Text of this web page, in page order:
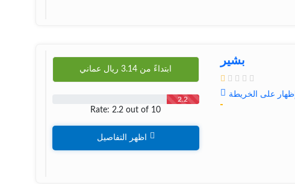
بشیر
إظهار على الخريطة
ابتداءً من 3.14 ريال عماني
2.2
Rate: 2.2 out of 10
اظهر التفاصيل